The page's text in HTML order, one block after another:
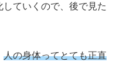
ていくので、後で見た
人の身体ってとても正直